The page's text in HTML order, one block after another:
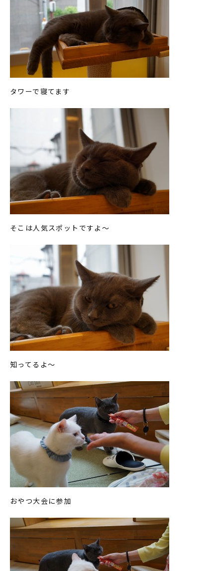
タワーで寝てます
そこは人気スポットですよ～
知ってるよ～
おやつ大会に参加